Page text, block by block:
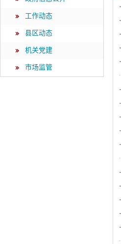
工作动态
县区动态
机关党建
市场监管
·
·
·
·
·
·
·
·
·
·
·
·
·
·
·